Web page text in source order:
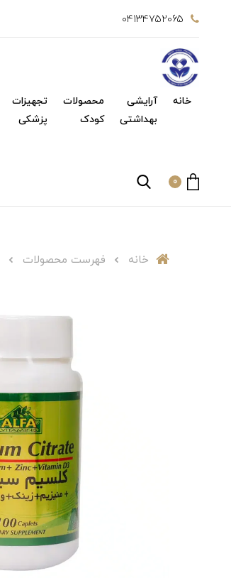
04134752065
خانه
آرایشی
بهداشتی
محصولات
کودک
تجهیزات
پزشکی
0
خانه فهرست محصولات